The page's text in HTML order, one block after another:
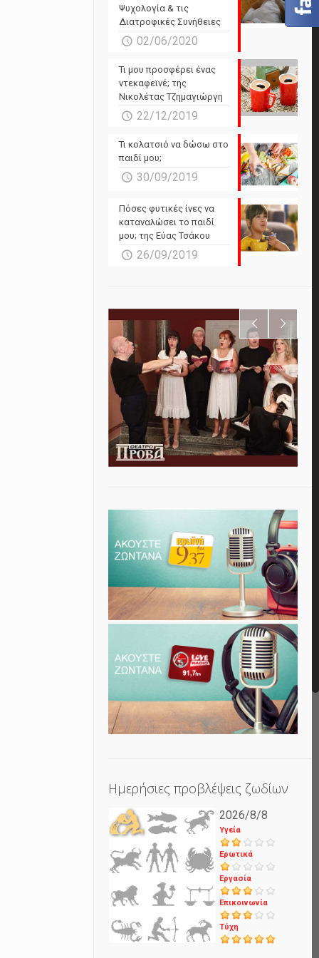
Ψυχολογία & τις
Διατροφικές Συνήθειες
02/06/2020
Τι μου προσφέρει ένας
ντεκαφεϊνέ; της
Νικολέτας Τζημαγιώργη
22/12/2019
Τι κολατσιό να δώσω στο
παιδί μου;
30/09/2019
Πόσες φυτικές ίνες να
καταναλώσει το παιδί
μου; της Εύας Τσάκου
26/09/2019
Ημερήσιες προβλέψεις ζωδίων
2026/8/8
Υγεία
Ερωτικά
Εργασία
Επικοινωνία
Τύχη